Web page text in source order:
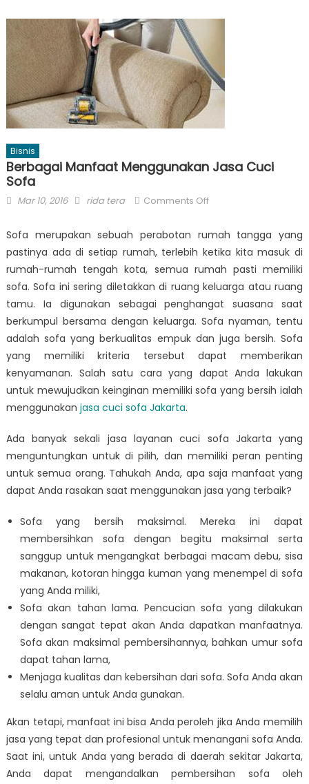
Bisnis
Berbagai Manfaat Menggunakan Jasa Cuci
Sofa
Posted
Mar 10, 2016 Author
rida tera Comments Offon
Manfaat
Menggunakan
Jasa
Sofa
Sofa merupakan sebuah perabotan rumah tangga yang
pastinya ada di setiap rumah, terlebih ketika kita masuk di
rumah-rumah tengah kota, semua rumah pasti memiliki
sofa. Sofa ini sering diletakkan di ruang keluarga atau ruang
tamu. Ia digunakan sebagai penghangat suasana saat
berkumpul bersama dengan keluarga. Sofa nyaman, tentu
adalah sofa yang berkualitas empuk dan juga bersih. Sofa
yang memiliki kriteria tersebut dapat memberikan
kenyamanan. Salah satu cara yang dapat Anda lakukan
untuk mewujudkan keinginan memiliki sofa yang bersih ialah
menggunakan jasa cuci sofa Jakarta.
Ada banyak sekali jasa layanan cuci sofa Jakarta yang
menguntungkan untuk di pilih, dan memiliki peran penting
untuk semua orang. Tahukah Anda, apa saja manfaat yang
dapat Anda rasakan saat menggunakan jasa yang terbaik?
Sofa yang bersih maksimal. Mereka ini dapat
membersihkan sofa dengan begitu maksimal serta
sanggup untuk mengangkat berbagai macam debu, sisa
makanan, kotoran hingga kuman yang menempel di sofa
yang Anda miliki,
Sofa akan tahan lama. Pencucian sofa yang dilakukan
dengan sangat tepat akan Anda dapatkan manfaatnya.
Sofa akan maksimal pembersihannya, bahkan umur sofa
dapat tahan lama,
Menjaga kualitas dan kebersihan dari sofa. Sofa Anda akan
selalu aman untuk Anda gunakan.
Akan tetapi, manfaat ini bisa Anda peroleh jika Anda memilih
jasa yang tepat dan profesional untuk menangani sofa Anda.
Saat ini, untuk Anda yang berada di daerah sekitar Jakarta,
Anda dapat mengandalkan pembersihan sofa oleh